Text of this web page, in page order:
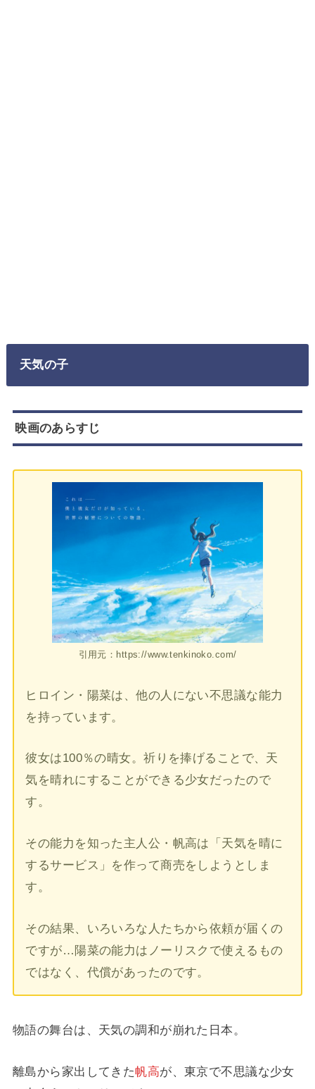
天気の子
映画のあらすじ
引用元：https://www.tenkinoko.com/
ヒロイン・陽菜は、他の人にない不思議な能力
を持っています。
彼女は100％の晴女。祈りを捧げることで、天
気を晴れにすることができる少女だったので
す。
その能力を知った主人公・帆高は「天気を晴に
するサービス」を作って商売をしようとしま
す。
その結果、いろいろな人たちから依頼が届くの
ですが…陽菜の能力はノーリスクで使えるもの
ではなく、代償があったのです。
物語の舞台は、天気の調和が崩れた日本。
離島から家出してきた帆高が、東京で不思議な少女